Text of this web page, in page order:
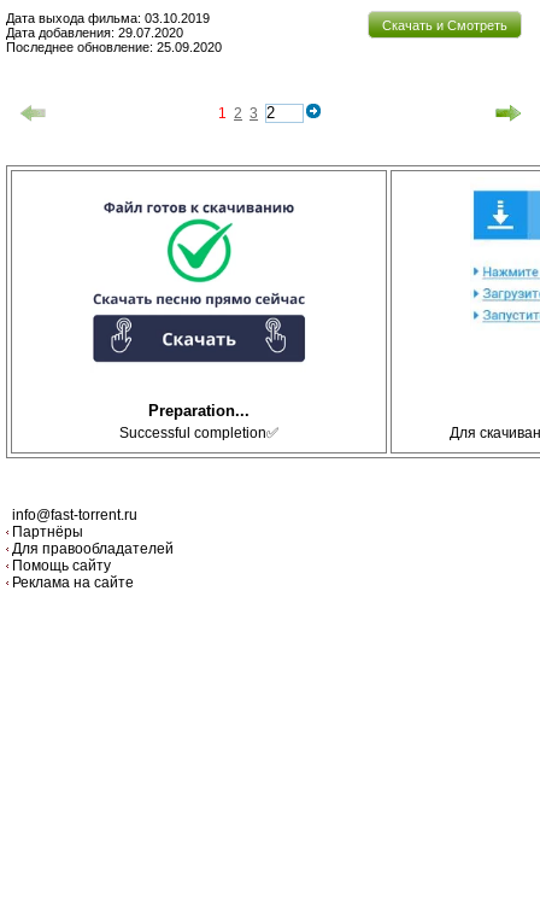
Скачать и Смотреть
Дата выхода фильма: 03.10.2019
Дата добавления: 29.07.2020
Последнее обновление: 25.09.2020
1 2 3
Preparation...
Successful completion✅ Для
info@fast-torrent.ru
Партнёры
Для правообладателей
Помощь сайту
Реклама на сайте